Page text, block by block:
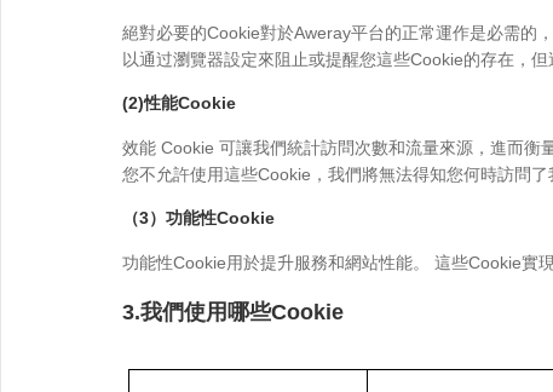
絕對必要的Cookie對於Aweray平台的正常運作是必需的
以通过瀏覽器設定來阻止或提醒您這些Cookie的存在，
(2)性能Cookie
效能 Cookie 可讓我們統計訪問次數和流量來源，進而
您不允許使用這些Cookie，我們將無法得知您何時訪問了
（3）功能性Cookie
功能性Cookie用於提升服務和網站性能。 這些Cookie實
3.我們使用哪些Cookie